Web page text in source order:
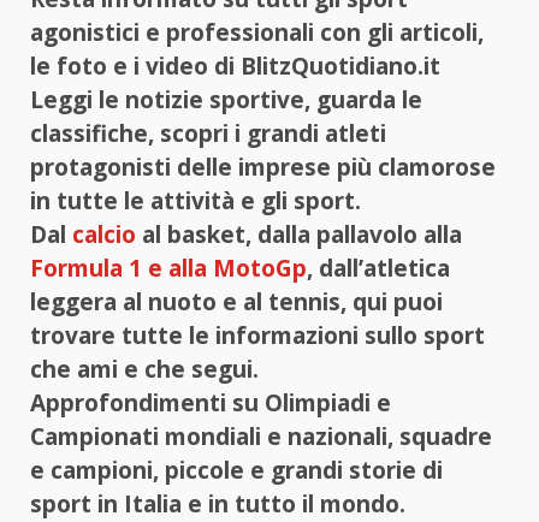
agonistici e professionali con gli articoli,
le foto e i video di BlitzQuotidiano.it
Leggi le notizie sportive, guarda le
classifiche, scopri i grandi atleti
protagonisti delle imprese più clamorose
in tutte le attività e gli sport.
Dal calcio al basket, dalla pallavolo alla
Formula 1 e alla MotoGp, dall’atletica
leggera al nuoto e al tennis, qui puoi
trovare tutte le informazioni sullo sport
che ami e che segui.
Approfondimenti su Olimpiadi e
Campionati mondiali e nazionali, squadre
e campioni, piccole e grandi storie di
sport in Italia e in tutto il mondo.